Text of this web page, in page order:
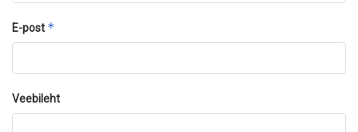
E-post *
Veebileht